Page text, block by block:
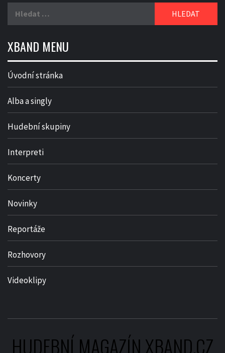
XBAND MENU
Úvodní stránka
Alba a singly
Hudební skupiny
Interpreti
Koncerty
Novinky
Reportáže
Rozhovory
Videoklipy
HUDEBNÍ MAGAZÍN XBAND.CZ